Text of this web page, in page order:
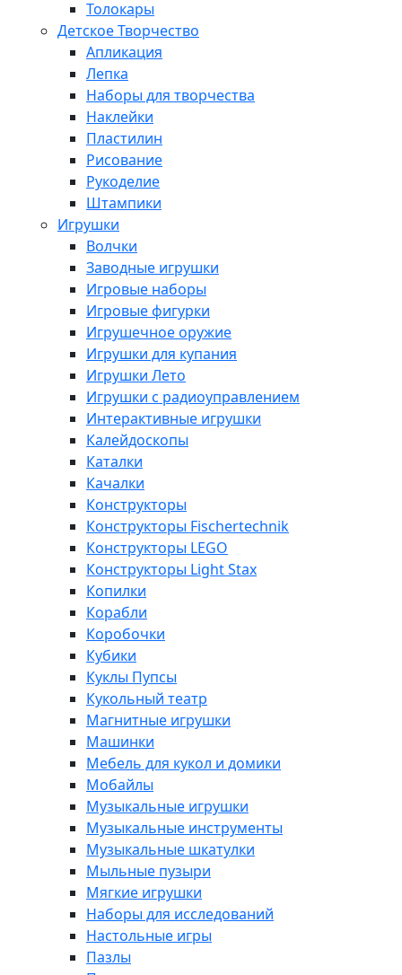
Толокары
Детское Творчество
Апликация
Лепка
Наборы для творчества
Наклейки
Пластилин
Рисование
Рукоделие
Штампики
Игрушки
Волчки
Заводные игрушки
Игровые наборы
Игровые фигурки
Игрушечное оружие
Игрушки для купания
Игрушки Лето
Игрушки с радиоуправлением
Интерактивные игрушки
Калейдоскопы
Каталки
Качалки
Конструкторы
Конструкторы Fisсhertechnik
Конструкторы LEGO
Конструкторы Light Stax
Копилки
Корабли
Коробочки
Кубики
Куклы Пупсы
Кукольный театр
Магнитные игрушки
Машинки
Мебель для кукол и домики
Мобайлы
Музыкальные игрушки
Музыкальные инструменты
Музыкальные шкатулки
Мыльные пузыри
Мягкие игрушки
Наборы для исследований
Настольные игры
Пазлы